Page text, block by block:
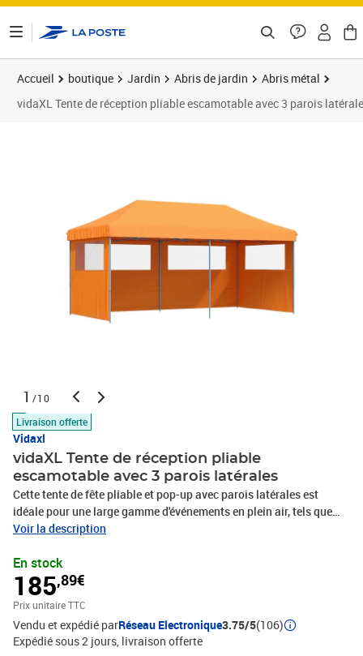
Accueil boutique Jardin Abris de jardin
Abris métal
vidaXL Tente de réception pliable escamotable avec 3 parois
1 /10
Livraison offerte
Vidaxl
vidaXL Tente de réception pliable
escamotable avec 3 parois latérales
Cette tente de fête pliable et pop-up avec parois latérales est
idéale pour une large gamme d'événements en plein air, tels que
des spectacles, des mariages, des fêtes, des barbecues, des
Oxford avec un revêtement en PVC, ce qui en fait le choix parfait
pour les conditions humides ou pluvieuses et est également facile
à nettoyer.Conception pop-up et pliable : grâce à la conception
pop-up, vous pouvez facilement installer et plier la tente en
quelques secondes. Et la tente gazebo est pliable pour un
rangement et un transport faciles.Conception pratique : Le
Voir la description
En stock
185,89€
Prix unitaire TTC
Vendu et expédié parRéseau Electronique3.75/5(106)
Expédié sous 2 jours livraison offerte